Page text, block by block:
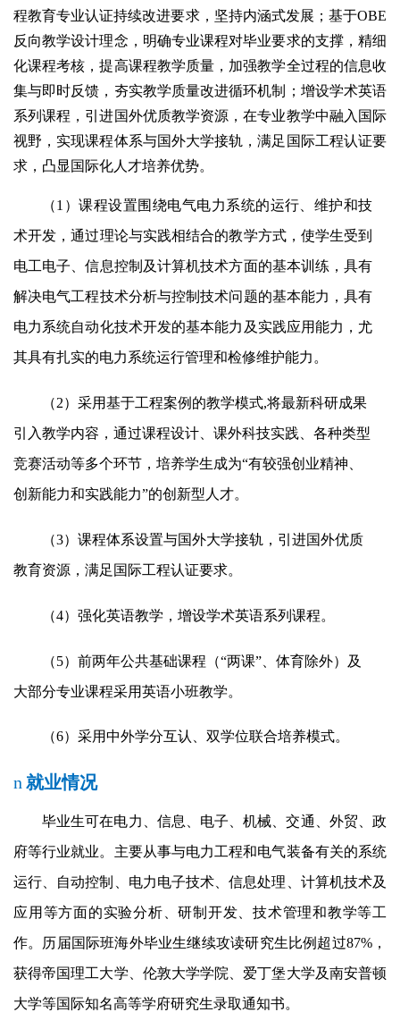
程教育专业认证持续改进要求，坚持内涵式发展；基于OBE
反向教学设计理念，明确专业课程对毕业要求的支撑，精细
化课程考核，提高课程教学质量，加强教学全过程的信息收
集与即时反馈，夯实教学质量改进循环机制；增设学术英语
系列课程，引进国外优质教学资源，在专业教学中融入国际
视野，实现课程体系与国外大学接轨，满足国际工程认证要
求，凸显国际化人才培养优势。
（1 ）课程设置围绕电气电力系统的运行、维护和技
术开发，通过理论与实践相结合的教学方式，使学生受到
电工电子、信息控制及计算机技术方面的基本训练，具有
解决电气工程技术分析与控制技术问题的基本能力，具有
电力系统自动化技术开发的基本能力及实践应用能力，尤
其具有扎实的电力系统运行管理和检修维护能力。
（2）采用基于工程案例的教学模式,将最新科研成果
引入教学内容，通过课程设计、课外科技实践、各种类型
竞赛活动等多个环节，培养学生成为“有较强创业精神、
创新能力和实践能力”的创新型人才。
（3）课程体系设置与国外大学接轨，引进国外优质
教育资源，满足国际工程认证要求。
（4）强化英语教学，增设学术英语系列课程。
（5）前两年公共基础课程（“两课”、体育除外）及
大部分专业课程采用英语小班教学。
（6）采用中外学分互认、双学位联合培养模式。
n 就业情况
毕业生可在电力、信息、电子、机械、交通、外贸、政
府等行业就业。主要从事与电力工程和电气装备有关的系统
运行、自动控制、电力电子技术、信息处理、计算机技术及
应用等方面的实验分析、研制开发、技术管理和教学等工
作。历届国际班海外毕业生继续攻读研究生比例超过87%，
获得帝国理工大学、伦敦大学学院、爱丁堡大学及南安普顿
大学等国际知名高等学府研究生录取通知书。